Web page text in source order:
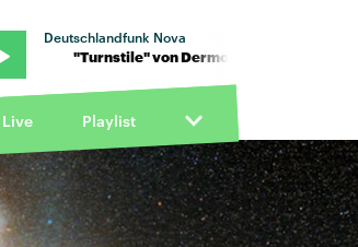
Deutschlandfunk Nova
"Turnstile" von Dermot Kennedy · "Turnstile"
Live Playlist